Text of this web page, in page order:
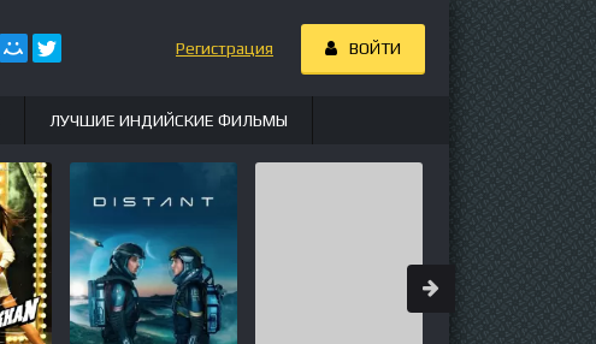
Регистрация ВОЙТИ
ЛУЧШИЕ ИНДИЙСКИЕ ФИЛЬМЫ